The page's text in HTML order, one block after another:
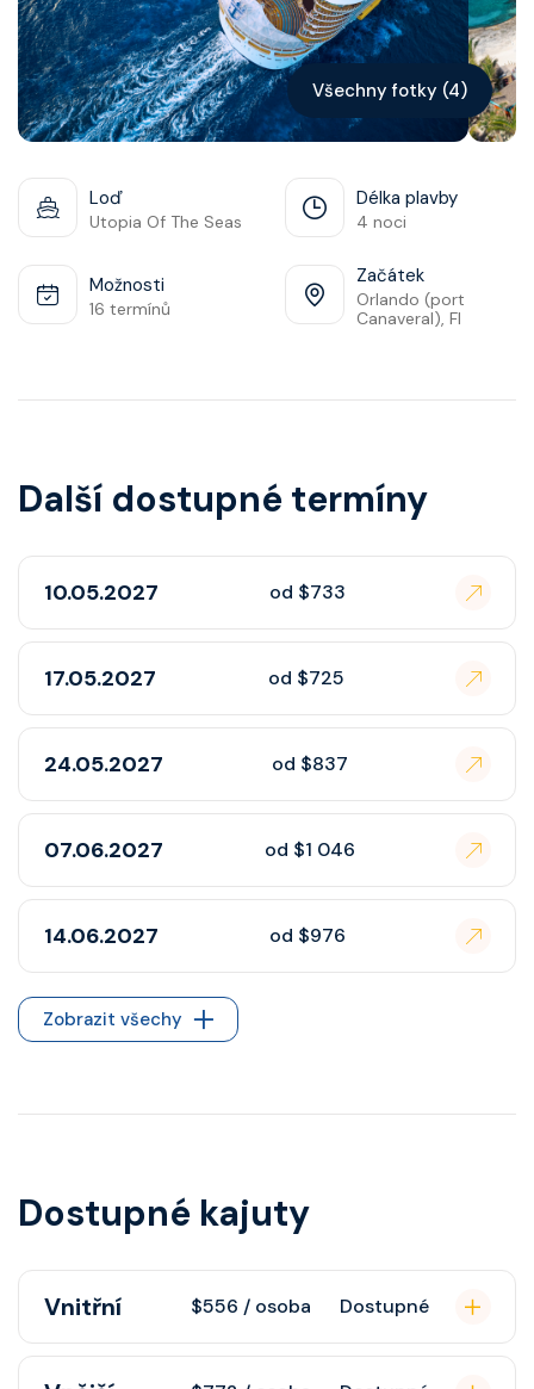
Všechny fotky (4)
Loď
Utopia Of The Seas
Délka plavby
4 noci
Možnosti
16 termínů
Začátek
Orlando (port
Canaveral), Fl
Další dostupné termíny
10.05.2027 od $733
17.05.2027 od $725
24.05.2027 od $837
07.06.2027 od $1 046
14.06.2027 od $976
Zobrazit všechy
Dostupné kajuty
Vnitřní $556 / osoba Dostupné
Vnitřní kajuta poskytuje pohovku,